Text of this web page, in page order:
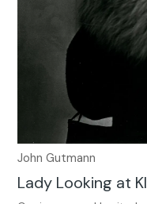
John Gutmann
Lady Looking at